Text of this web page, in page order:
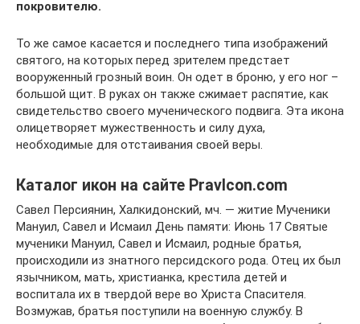
покровителю.
То же самое касается и последнего типа изображений
святого, на которых перед зрителем предстает
вооруженный грозный воин. Он одет в броню, у его ног –
большой щит. В руках он также сжимает распятие, как
свидетельство своего мученического подвига. Эта икона
олицетворяет мужественность и силу духа,
необходимые для отстаивания своей веры.
Каталог икон на сайте PravIcon.com
Савел Персиянин, Халкидонский, мч. — житие Мученики
Мануил, Савел и Исмаил День памяти: Июнь 17 Святые
мученики Мануил, Савел и Исмаил, родные братья,
происходили из знатного персидского рода. Отец их был
язычником, мать, христианка, крестила детей и
воспитала их в твердой вере во Христа Спасителя.
Возмужав, братья поступили на военную службу. В